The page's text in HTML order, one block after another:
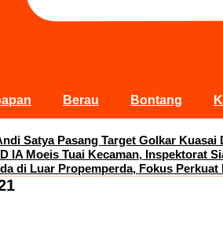
Berau Bontang
Satya Pasang Target Golkar Kuasai
IA Moeis Tuai Kecaman, Inspektorat
di Luar Propemperda, Fokus